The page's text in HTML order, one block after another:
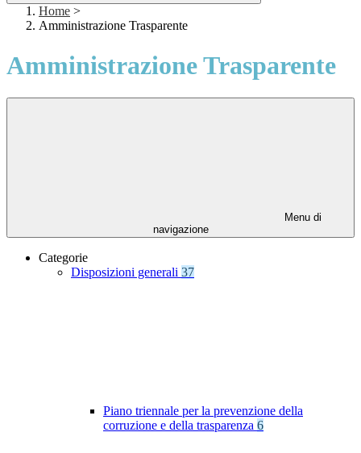
Home >
Amministrazione Trasparente
Amministrazione Trasparente
Menu di
navigazione
Categorie
Disposizioni generali 37
Piano triennale per la prevenzione della
corruzione e della trasparenza 6